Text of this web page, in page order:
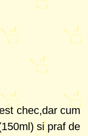
chec,dar cum
si praf de